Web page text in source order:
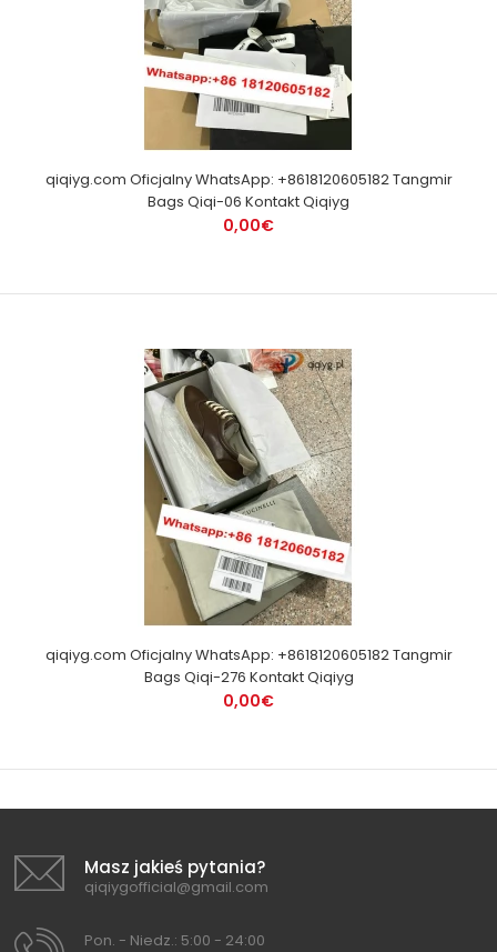
qiqiyg.com Oficjalny WhatsApp: +8618120605182 Tangmir
Bags Qiqi-06 Kontakt Qiqiyg
0,00€
qiqiyg.com Oficjalny WhatsApp: +8618120605182 Tangmir
Bags Qiqi-276 Kontakt Qiqiyg
0,00€
Masz jakieś pytania?
qiqiygofficial@gmail.com
Pon. - Niedz.: 5:00 - 24:00